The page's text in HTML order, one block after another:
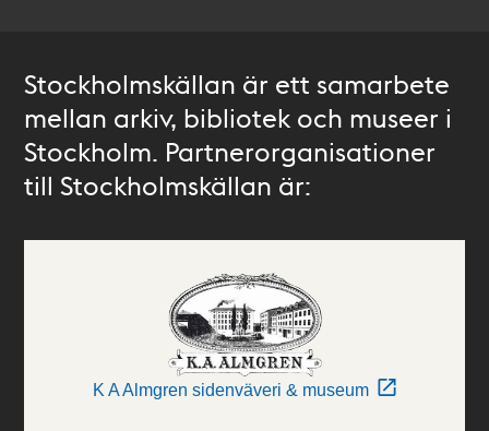
Stockholmskällan är ett samarbete
mellan arkiv, bibliotek och museer i
Stockholm. Partnerorganisationer
till Stockholmskällan är:
K A Almgren sidenväveri & museum